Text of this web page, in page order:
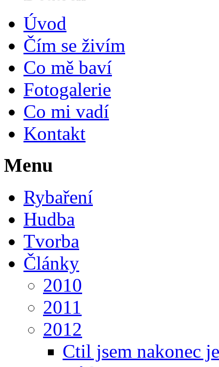
Úvod
Čím se živím
Co mě baví
Fotogalerie
Co mi vadí
Kontakt
Menu
Rybaření
Hudba
Tvorba
Články
2010
2011
2012
Ctil jsem nakonec